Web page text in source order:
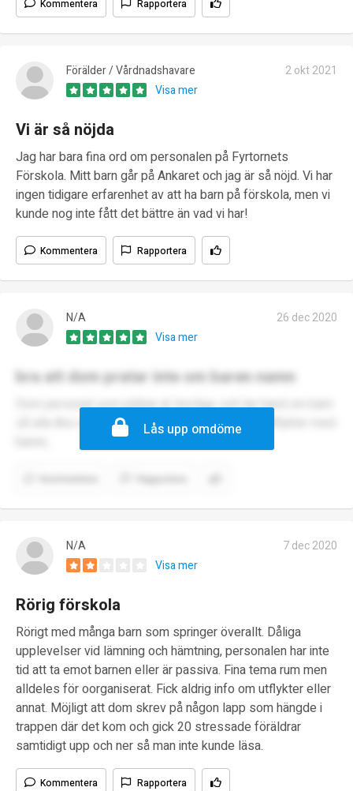
Kommentera Rapportera
Förälder / Vårdnadshavare
2 okt 2021
Visa mer
Vi är så nöjda
Jag har bara fina ord om personalen på Fyrtornets
Förskola. Mitt barn går på Ankaret och jag är så nöjd. Vi har
ingen tidigare erfarenhet av att ha barn på förskola, men vi
kunde nog inte fått det bättre än vad vi har!
Kommentera Rapportera
N/A
26 dec 2020
Visa mer
bra att dom pratar inte om baren namn
Dom personal som jobbar är trevliga. och tar hand om barn
så alla lika värde och dom brukar gå på roliga utflykter med
Lås upp omdöme
N/A
7 dec 2020
Visa mer
Rörig förskola
Rörigt med många barn som springer överallt. Dåliga
upplevelser vid lämning och hämtning, personalen har inte
tid att ta emot barnen eller är passiva. Fina tema rum men
alldeles för oorganiserat. Fick aldrig info om utflykter eller
annat. Möjligt att dom skrev på någon lapp som hängde i
trappen där det kom och gick 20 stressade föräldrar
samtidigt upp och ner så man inte kunde läsa.
Kommentera Rapportera